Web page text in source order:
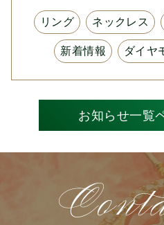
リング ネックレス
新着情報 ダイヤ
お知らせ一覧